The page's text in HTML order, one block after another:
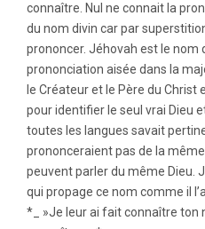
connaître. Nul ne connait la
du nom divin car par
prononcer. Jéhovah est le nom
prononciation aisée dans la
le Créateur et le Père du Christ
pour identifier le seul vrai Dieu
toutes les langues savait
prononceraient pas de la
peuvent parler du même Dieu.
qui propage ce nom comme il
*_ »Je leur ai fait connaître ton